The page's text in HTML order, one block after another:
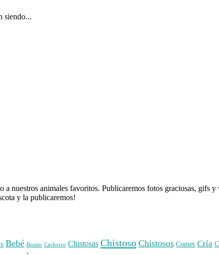
siendo...
nuestros animales favoritos. Publicaremos fotos graciosas, gifs
y la publicaremos!
Bebé Bonito Cachorro Chistosas Chistoso Chistosos Comer Cría